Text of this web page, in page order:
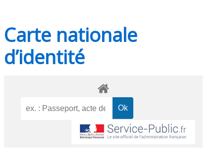
Carte nationale
d’identité